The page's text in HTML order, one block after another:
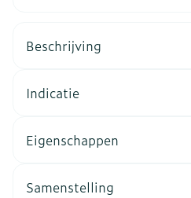
Beschrijving
Indicatie
Eigenschappen
Samenstelling